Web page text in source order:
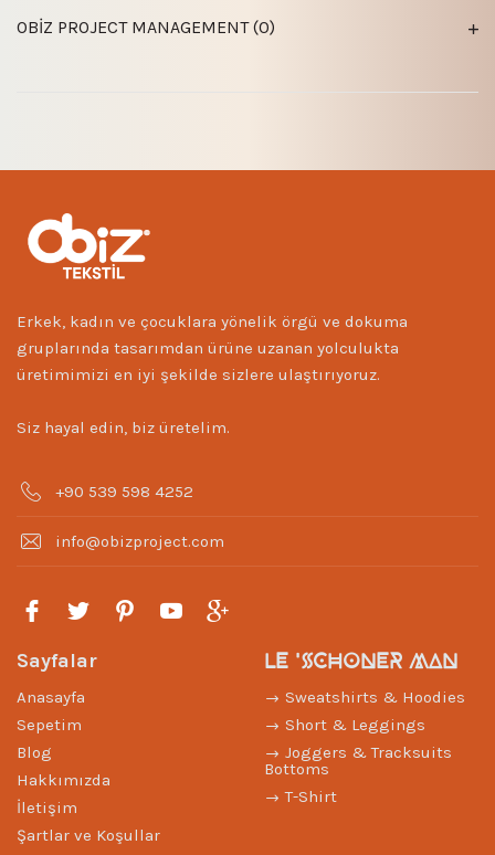
OBİZ PROJECT MANAGEMENT (0)
Erkek, kadın ve çocuklara yönelik örgü ve dokuma
gruplarında tasarımdan ürüne uzanan yolculukta
üretimimizi en iyi şekilde sizlere ulaştırıyoruz.
Siz hayal edin, biz üretelim.
+90 539 598 4252
info@obizproject.com
Sayfalar
Anasayfa
Sepetim
Blog
Hakkımızda
İletişim
Şartlar ve Koşullar
LE 'SCHONER MAN
Sweatshirts & Hoodies
Short & Leggings
Joggers & Tracksuits
Bottoms
T-Shirt